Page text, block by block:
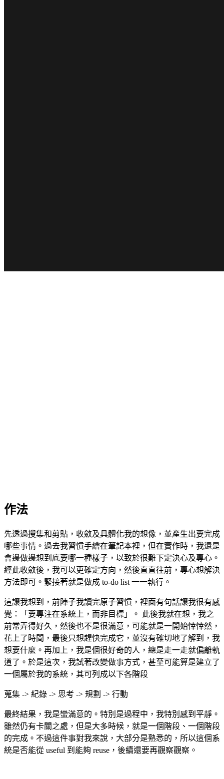
作法
先透過搜集和剪貼，收斂及具體化我的想像，並產生出要完成
哪些事情。過去我習慣手繪在筆記本裡，但在實作時，我還是
會邊做邊想到底要哪一種樣子，以致於很難下定決心及專心。
經此收斂後，我可以更確定方向，然後直直往前，專心想解決
方法即可。緊接著就是做成 to-do list 一一執行。
這讓我想到，前陣子我讀完原子習慣，裡面有句話讓我很有感
覺：「要專注在系統上，而非目標」。 此後我就在想，我之
前常弄得好久，然後也不是很滿意，可能就是一開始悻悻然，
花上了時間，最後只想趕快完成它，並沒有確切地了解到，我
想要什麼。再加上，我是個很好奇的人，總是走一走就偏離軌
道了。於是這次，我試著改變做事方式，甚至可能算是建立了
一個屬於我的系統，其可列成以下各階段
蒐集 -> 紀錄 -> 思考 -> 規劃 -> 行動
最終結果，我是蠻滿意的。特別是過程中，我特別感到平靜。
雖然仍有卡關之處，但是大多時候，就是一個階段、一個階段
的完成。不過這件事對我來說，大部分是熟悉的，所以這個系
統是否能從 useful 到能夠 reuse，後續還要再觀察觀察。